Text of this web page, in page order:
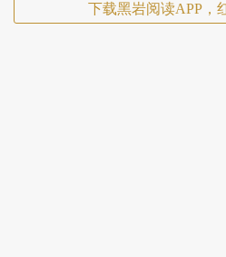
下载黑岩阅读APP，